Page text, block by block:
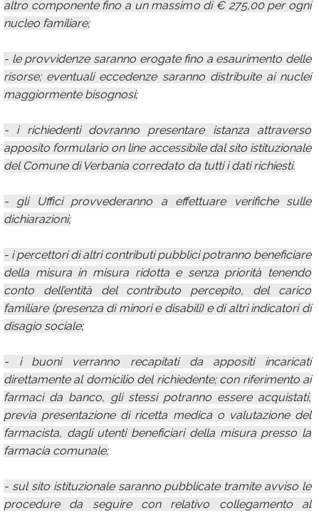
altro componente fino a un massimo di € 275,00 per ogni
nucleo familiare;
- le provvidenze saranno erogate fino a esaurimento delle
risorse; eventuali eccedenze saranno distribuite ai nuclei
maggiormente bisognosi;
- i richiedenti dovranno presentare istanza attraverso
apposito formulario on line accessibile dal sito istituzionale
del Comune di Verbania corredato da tutti i dati richiesti.
- gli Uffici provvederanno a effettuare verifiche sulle
dichiarazioni;
- i percettori di altri contributi pubblici potranno beneficiare
della misura in misura ridotta e senza priorità tenendo
conto dell’entità del contributo percepito, del carico
familiare (presenza di minori e disabili) e di altri indicatori di
disagio sociale;
- i buoni verranno recapitati da appositi incaricati
direttamente al domicilio del richiedente; con riferimento ai
farmaci da banco, gli stessi potranno essere acquistati,
previa presentazione di ricetta medica o valutazione del
farmacista, dagli utenti beneficiari della misura presso la
farmacia comunale;
- sul sito istituzionale saranno pubblicate tramite avviso le
procedure da seguire con relativo collegamento al